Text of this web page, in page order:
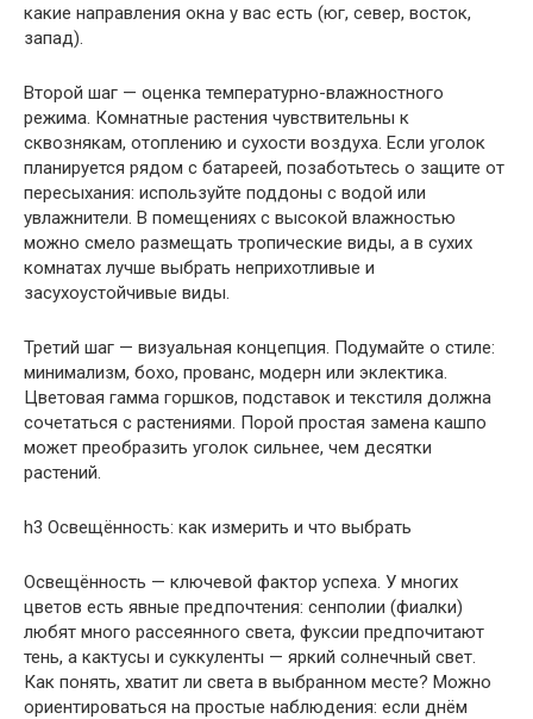
какие направления окна у вас есть (юг, север, восток,
запад).
Второй шаг — оценка температурно-влажностного
режима. Комнатные растения чувствительны к
сквознякам, отоплению и сухости воздуха. Если уголок
планируется рядом с батареей, позаботьтесь о защите от
пересыхания: используйте поддоны с водой или
увлажнители. В помещениях с высокой влажностью
можно смело размещать тропические виды, а в сухих
комнатах лучше выбрать неприхотливые и
засухоустойчивые виды.
Третий шаг — визуальная концепция. Подумайте о стиле:
минимализм, бохо, прованс, модерн или эклектика.
Цветовая гамма горшков, подставок и текстиля должна
сочетаться с растениями. Порой простая замена кашпо
может преобразить уголок сильнее, чем десятки
растений.
h3 Освещённость: как измерить и что выбрать
Освещённость — ключевой фактор успеха. У многих
цветов есть явные предпочтения: сенполии (фиалки)
любят много рассеянного света, фуксии предпочитают
тень, а кактусы и суккуленты — яркий солнечный свет.
Как понять, хватит ли света в выбранном месте? Можно
ориентироваться на простые наблюдения: если днём